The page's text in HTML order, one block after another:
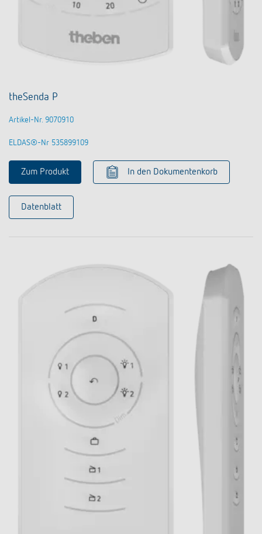
theSenda P
Artikel-Nr. 9070910
ELDAS®-Nr 535899109
Zum Produkt In den Dokumentenkorb
Datenblatt